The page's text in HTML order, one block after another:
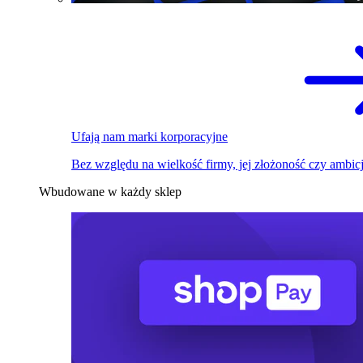
Ufają nam marki korporacyjne
Bez względu na wielkość firmy, jej złożoność czy
Wbudowane w każdy sklep